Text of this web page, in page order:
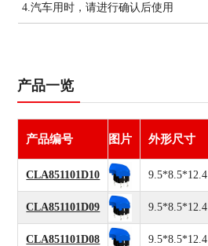
4.汽车用时，请进行确认后使用
产品一览
产品编号 图片 外形尺寸
CLA851101D10 9.5*8.5*12.4
CLA851101D09 9.5*8.5*12.4
CLA851101D08 9.5*8.5*12.4